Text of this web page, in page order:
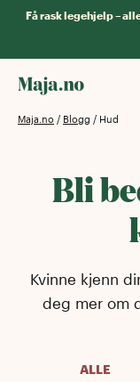
Få rask legehjelp –
Maja.no / Blogg / Hud
Bli
Kvinne kjenn
deg mer om
ALLE